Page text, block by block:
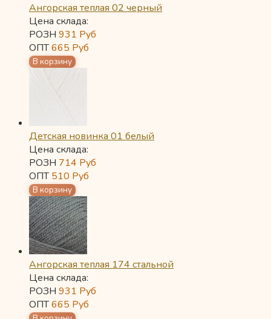
Ангорская теплая 02 черный
Цена склада:
РОЗН 931 Руб
ОПТ665 Руб
Детская новинка 01 белый
Цена склада:
РОЗН 714 Руб
ОПТ510 Руб
Ангорская теплая 174 стальной
Цена склада:
РОЗН 931 Руб
ОПТ665 Руб